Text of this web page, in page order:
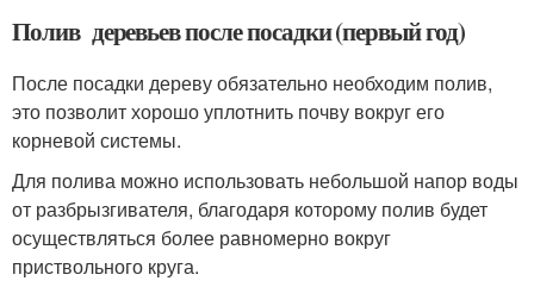
Полив деревьев после посадки (первый год)
После посадки дереву обязательно необходим полив,
это позволит хорошо уплотнить почву вокруг его
корневой системы.
Для полива можно использовать небольшой напор воды
от разбрызгивателя, благодаря которому полив будет
осуществляться более равномерно вокруг
приствольного круга.